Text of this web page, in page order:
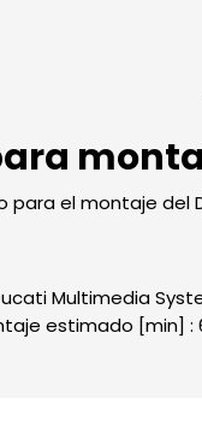
para el montaje del
Multimedia
estimado [min] :